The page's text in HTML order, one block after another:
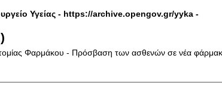
Υγείας - https://archive.opengov.gr/yyka-
Φαρμάκου - Πρόσβαση των ασθενών σε νέα